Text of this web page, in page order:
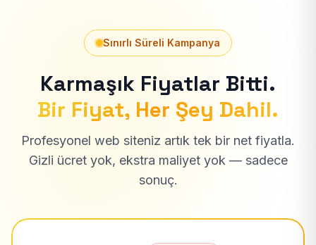
Sınırlı Süreli Kampanya
Karmaşık Fiyatlar Bitti.
Bir Fiyat, Her Şey Dahil.
Profesyonel web siteniz artık tek bir net fiyatla.
Gizli ücret yok, ekstra maliyet yok — sadece
sonuç.